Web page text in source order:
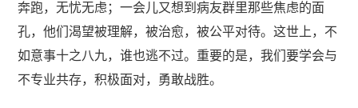
奔跑，无忧无虑；一会儿又想到病友群里那些焦虑的面
孔，他们渴望被理解，被治愈，被公平对待。这世上，不
如意事十之八九，谁也逃不过。重要的是，我们要学会与
不专业共存，积极面对，勇敢战胜。